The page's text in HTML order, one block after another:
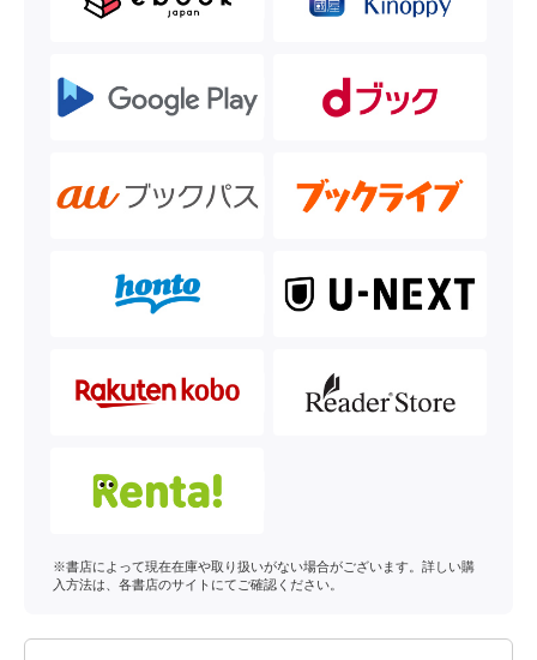
※書店によって現在在庫や取り扱いがない場合がございます。詳しい購
入方法は、各書店のサイトにてご確認ください。